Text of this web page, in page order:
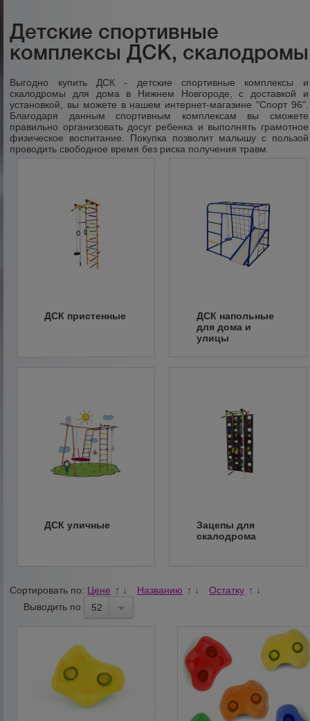
Детские спортивные
комплексы ДСК, скалодромы
Выгодно купить ДСК - детские спортивные комплексы и
скалодромы для дома в Нижнем Новгороде, с доставкой и
установкой, вы можете в нашем интернет-магазине "Спорт 96".
Благодаря данным спортивным комплексам вы сможете
правильно организовать досуг ребенка и выполнять грамотное
физическое воспитание. Покупка позволит малышу с пользой
проводить свободное время без риска получения травм.
ДСК пристенные
ДСК напольные
для дома и
улицы
ДСК уличные
Зацепы для
скалодрома
Сортировать по: Цене ↑ ↓ Названию ↑ ↓ Остатку ↑ ↓
Выводить по 52